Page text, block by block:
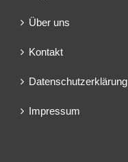
Über uns
Kontakt
Datenschutzerklärung
Impressum